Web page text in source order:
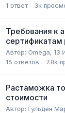
1 ответ 3k
Требования к
сертификатам
Автор: Omega, 13
15 ответов 7.8k
Растаможка
стоимости
Автор: Гульден